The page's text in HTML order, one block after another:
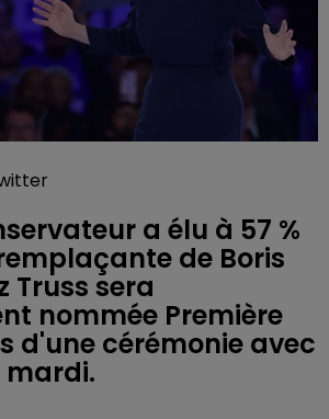
a élu à 57 %
de Boris
Truss sera
nommée Première
d'une cérémonie avec
mardi.